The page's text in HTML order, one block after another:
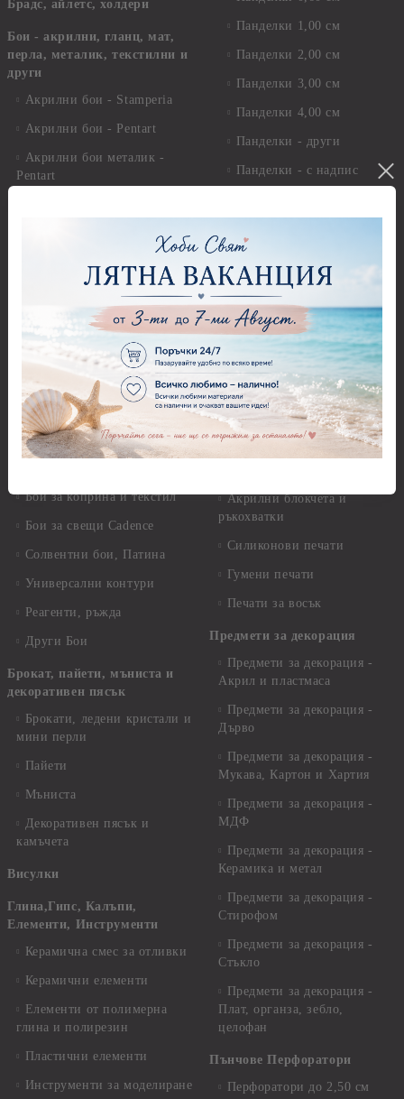
Брадс, айлетс, холдери
Бои - акрилни, гланц, мат,
перла, металик, текстилни и
други
Акрилни бои - Stamperia
Акрилни бои - Pentart
Акрилни бои металик -
Pentart
Акрилна боя металик -
Акрилни бои металик -
Антични бои
Други - Акрилни, Маслени,
Темперни, Тебеширени бои
Алкохолни мастила и
оцветители
Бои за стъкло, керамика и
Бои за коприна и текстил
Бои за свещи Cadence
Солвентни бои, Патина
Универсални контури
Реагенти, ръжда
Други Бои
Брокат, пайети, мъниста и
декоративен пясък
Брокати, ледени кристали и
мини перли
Пайети
Мъниста
Декоративен пясък и
камъчета
Висулки
Глина,Гипс, Калъпи,
Елементи, Инструменти
Керамична смес за отливки
Керамични елементи
Елементи от полимерна
глина и полирезин
Пластични елементи
Инструменти за моделиране
Панделки 1,00 см
Панделки 2,00 см
Панделки 3,00 см
Панделки 4,00 см
Панделки - други
Панделки - с надпис
Детски мотиви
Панделки и дантели -
Зимни и Коледни мотиви
Перли,камъчета и копчета
Перли
Камъчета
Копчета
Акрилни блокчета и
ръкохватки
Силиконови печати
Гумени печати
Печати за восък
Предмети за декорация
Предмети за декорация -
Акрил и пластмаса
Предмети за декорация -
Дърво
Предмети за декорация -
Мукава, Картон и Хартия
Предмети за декорация -
МДФ
Предмети за декорация -
Керамика и метал
Предмети за декорация -
Стирофом
Предмети за декорация -
Стъкло
Предмети за декорация -
Плат, органза, зебло,
целофан
Пънчове Перфоратори
Перфоратори до 2,50 см